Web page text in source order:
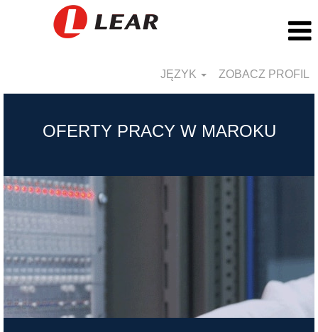
JĘZYK ZOBACZ PROFIL
OFERTY PRACY W MAROKU